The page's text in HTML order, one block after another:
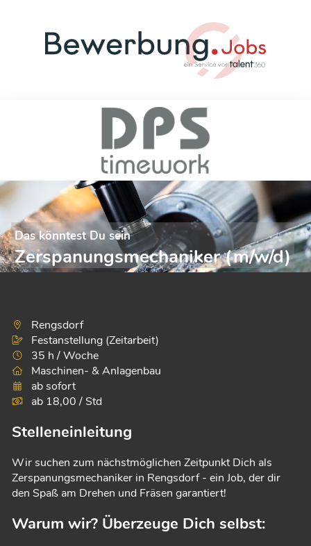
Das könntest Du sein
Zerspanungsmechaniker (m/w/d)
Rengsdorf
Festanstellung (Zeitarbeit)
35 h / Woche
Maschinen- & Anlagenbau
ab sofort
ab 18,00 / Std
Stelleneinleitung
Wir suchen zum nächstmöglichen Zeitpunkt Dich als
Zerspanungsmechaniker in Rengsdorf - ein Job, der dir
den Spaß am Drehen und Fräsen garantiert!
Warum wir? Überzeuge Dich selbst: